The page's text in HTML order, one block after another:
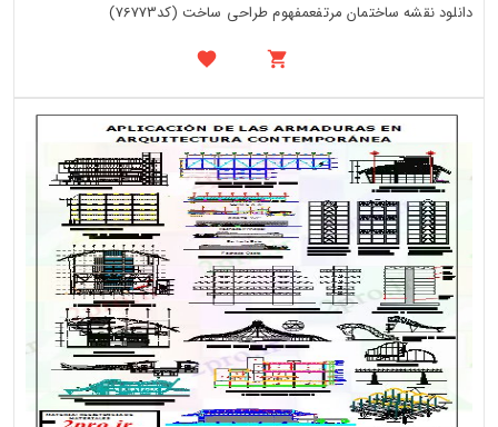
دانلود نقشه ساختمان مرتفعمفهوم طراحی ساخت (کد76773)